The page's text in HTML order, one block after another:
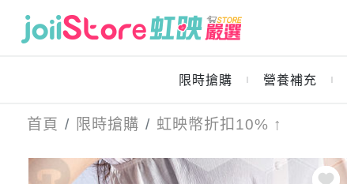
限時搶購 營養補充
首頁 限時搶購 虹映幣折扣10% ↑